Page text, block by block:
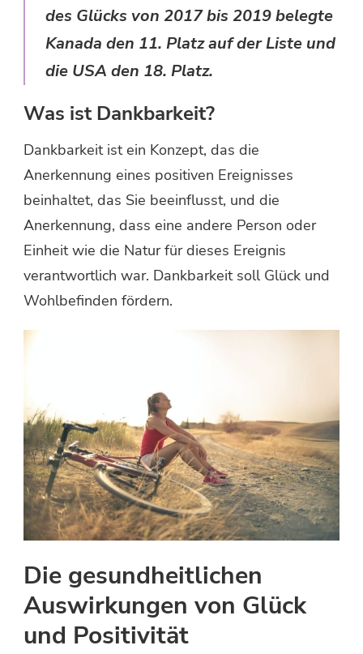
des Glücks von 2017 bis 2019 belegte
Kanada den 11. Platz auf der Liste und
die USA den 18. Platz.
Was ist Dankbarkeit?
Dankbarkeit ist ein Konzept, das die
Anerkennung eines positiven Ereignisses
beinhaltet, das Sie beeinflusst, und die
Anerkennung, dass eine andere Person oder
Einheit wie die Natur für dieses Ereignis
verantwortlich war. Dankbarkeit soll Glück und
Wohlbefinden fördern.
Die gesundheitlichen
Auswirkungen von Glück
und Positivität